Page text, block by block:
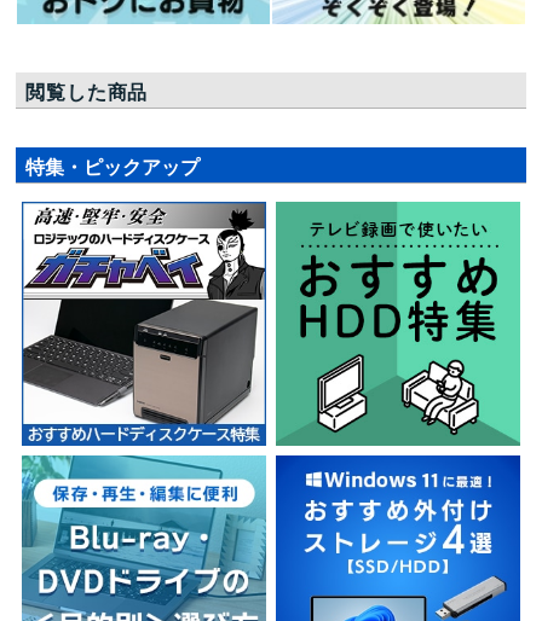
閲覧した商品
特集・ピックアップ